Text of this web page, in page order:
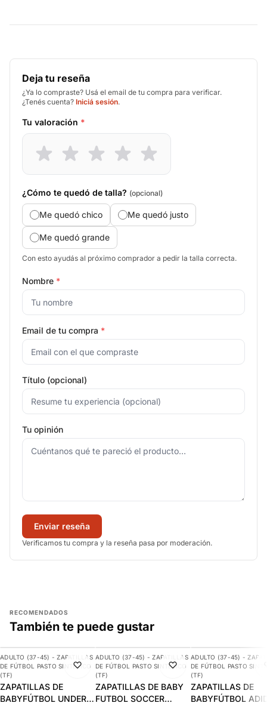
Deja tu reseña
¿Ya lo compraste? Usá el email de tu compra para verificar.
¿Tenés cuenta? Iniciá sesión.
Tu valoración *
¿Cómo te quedó de talla? (opcional)
Me quedó chico Me quedó justo
Me quedó grande
Con esto ayudás al próximo comprador a pedir la talla correcta.
Nombre *
Email de tu compra *
Título (opcional)
Tu opinión
Enviar reseña
Verificamos tu compra y la reseña pasa por moderación.
RECOMENDADOS
También te puede gustar
-10%
AGREGAR
ADULTO (37-45) - ZAPATILLAS
DE FÚTBOL PASTO SINTÉTICO
(TF)
ZAPATILLAS DE
BABYFÚTBOL UNDER
-17%
AGREGAR
ADULTO (37-45) - ZAPATILLAS
DE FÚTBOL PASTO SINTÉTICO
(TF)
ZAPATILLAS DE BABY
FUTBOL SOCCER
-10%
ADULTO (37-45) -
DE FÚTBOL PASTO
(TF)
ZAPATILLAS DE
BABYFÚTBOL